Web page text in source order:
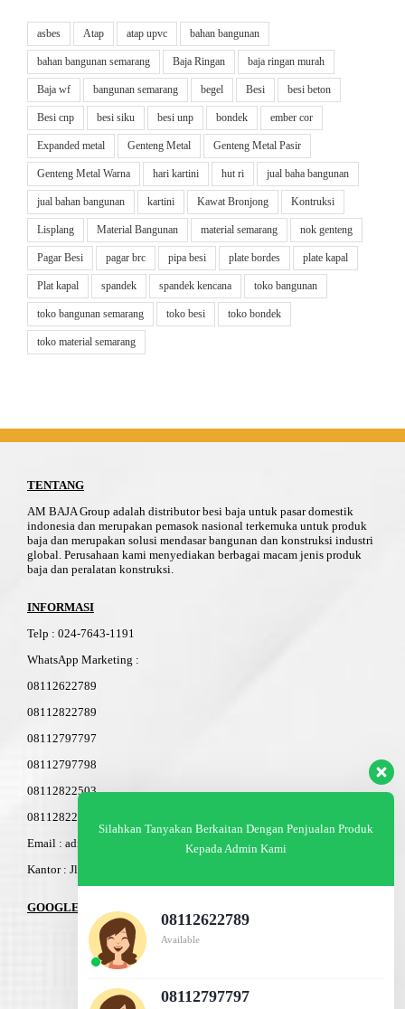
asbes Atap atap upvc bahan bangunan
bahan bangunan semarang Baja Ringan baja ringan murah
Baja wf bangunan semarang begel Besi besi beton
Besi cnp besi siku besi unp bondek ember cor
Expanded metal Genteng Metal Genteng Metal Pasir
Genteng Metal Warna hari kartini hut ri jual baha bangunan
jual bahan bangunan kartini Kawat Bronjong Kontruksi
Lisplang Material Bangunan material semarang nok genteng
Pagar Besi pagar brc pipa besi plate bordes plate kapal
Plat kapal spandek spandek kencana toko bangunan
toko bangunan semarang toko besi toko bondek
toko material semarang
TENTANG
AM BAJA Group adalah distributor besi baja untuk pasar domestik
indonesia dan merupakan pemasok nasional terkemuka untuk produk
baja dan merupakan solusi mendasar bangunan dan konstruksi industri
global. Perusahaan kami menyediakan berbagai macam jenis produk
baja dan peralatan konstruksi.
INFORMASI
Telp : 024-7643-11 91
WhatsApp Marketing :
08112622789
08112822789
08112797797
08112797798
08112822503
08112822603
Email : admin@am-baja.com
Kantor : Jl. Gatot Subroto 7b Semarang.
GOOGLE MAPS
Silahkan Tanyakan Berkaitan Dengan Penjualan Produk
Kepada Admin Kami
08112622789
Available
08112797797